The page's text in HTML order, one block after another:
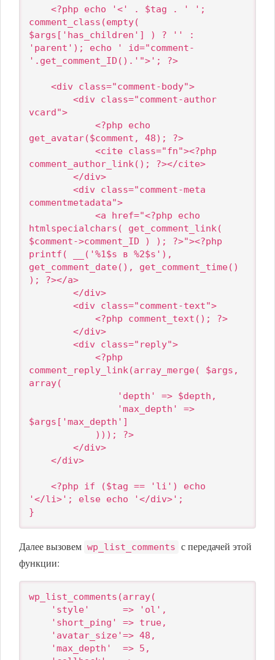
comment_class(empty(
$args['has_children'] ) ? '' :
'parent'); echo ' id="comment-
'.get_comment_ID().'">'; ?>
vcard">
get_avatar($comment, 48); ?>
comment_author_link(); ?></cite>
commentmetadata">
htmlspecialchars( get_comment_link(
$comment->comment_ID ) ); ?>"><?php
printf( __('%1$s в %2$s'),
get_comment_date(), get_comment_time()
); ?></a>
comment_reply_link(array_merge( $args,
array(
$args['max_depth']
'</li>'; else echo '</div>';
}
Далее вызовем wp_list_comments с передачей этой
функции:
wp_list_comments(array(